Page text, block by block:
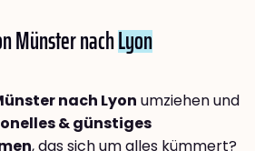
Münster nachLyon
nach Lyon umziehen und
& günstiges
, das sich um alles kümmert?